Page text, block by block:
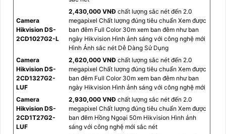
Camera
Hikvision DS-
2CD1027G2-L
2,430,000 VNĐ chất lượng sắc nét đến 2.0
megapixel Chất lượng đúng tiêu chuẩn Xem được
ban đêm Full Color 30m xem ban đêm như ban
ngày Hikvision Hình ảnh sáng với công nghệ mới
Hình Ảnh sắc nét Dễ Dàng Sử Dụng
Camera
Hikvision DS-
2CD1327G2-
LUF
2,620,000 VNĐ chất lượng sắc nét đến 2.0
megapixel Chất lượng đúng tiêu chuẩn Xem được
ban đêm Full Color 30m xem ban đêm như ban
ngày Hikvision Hình ảnh sáng với công nghệ mới
Camera
Hikvision DS-
2CD1T27G2-
LUF
2,930,000 VNĐ chất lượng sắc nét đến 2.0
megapixel Chất lượng đúng tiêu chuẩn Xem được
ban đêm Hồng Ngoại 50m Hikvision Hình ảnh
sáng với công nghệ mới sắc nét